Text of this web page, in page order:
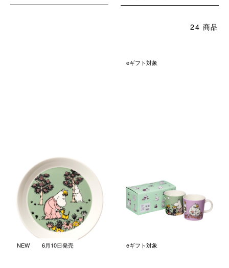
24 商品
ムーミン クラシック プレート
19cm ラビングケア
￥4,950 (税込)
eギフト対象
ペア スイートハーツ&ラビン
グケア
￥6,600 (税込)
NEW 6月10日発売 eギフト対象